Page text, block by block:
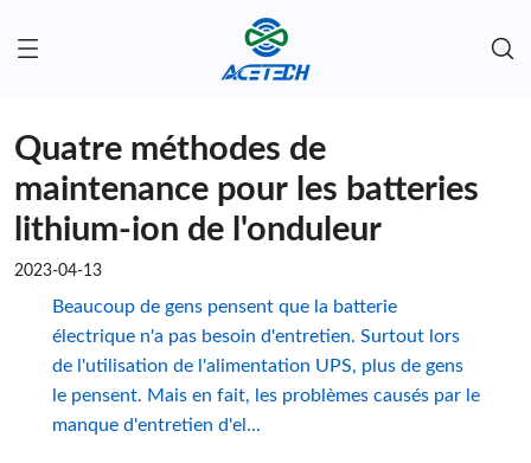
Quatre méthodes de
maintenance pour les batteries
lithium-ion de l'onduleur
2023-04-13
Beaucoup de gens pensent que la batterie
électrique n'a pas besoin d'entretien. Surtout lors
de l'utilisation de l'alimentation UPS, plus de gens
le pensent. Mais en fait, les problèmes causés par le
manque d'entretien d'el...